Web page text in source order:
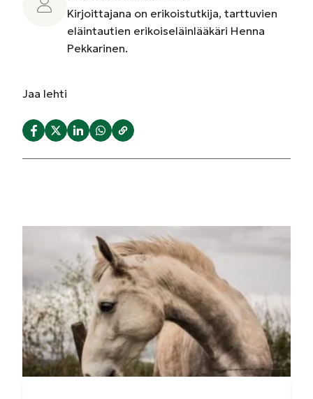
Kirjoittajana on erikoistutkija, tarttuvien
eläintautien erikoiseläinlääkäri Henna
Pekkarinen.
Jaa lehti